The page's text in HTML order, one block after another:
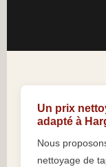
Un prix
adapté à
Nous
nettoyage de